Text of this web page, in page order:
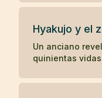
percepción
Hyakujo y el
Un anciano
quinientas
causa y efecto.